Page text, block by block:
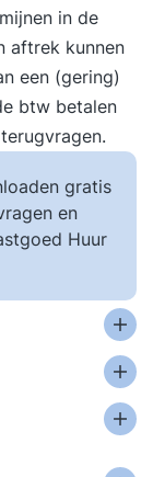
in de
aftrek kunnen
een (gering)
btw betalen
gratis
en
Huur